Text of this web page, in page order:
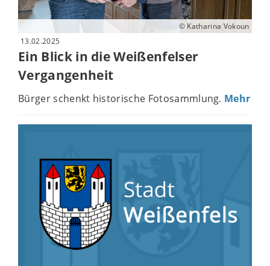
© Katharina Vokoun
13.02.2025
Ein Blick in die Weißenfelser
Vergangenheit
Bürger schenkt historische Fotosammlung. Mehr